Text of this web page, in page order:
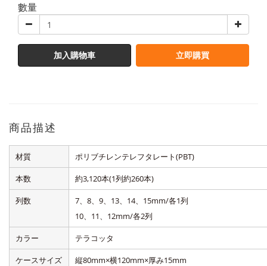
數量
加入購物車 立即購買
商品描述
材質 ポリブチレンテレフタレート(PBT)
本数 約3,120本(1列約260本)
列数
7、8、9、13、14、15mm/各1列
10、11、12mm/各2列
カラー テラコッタ
ケースサイズ 縦80mm×横120mm×厚み15mm